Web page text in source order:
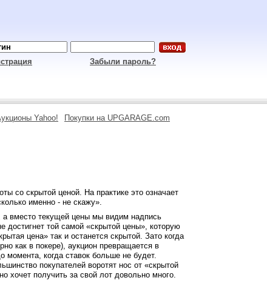
Забыли пароль?
Yahoo! Покупки на UPGARAGE.com
со скрытой ценой. На практике это означает
именно - не скажу».
а вместо текущей цены мы видим надпись
достигнет той самой «скрытой цены», которую
цена» так и останется скрытой. Зато когда
как в покере), аукцион превращается в
момента, когда ставок больше не будет.
покупателей воротят нос от «скрытой
хочет получить за свой лот довольно много.